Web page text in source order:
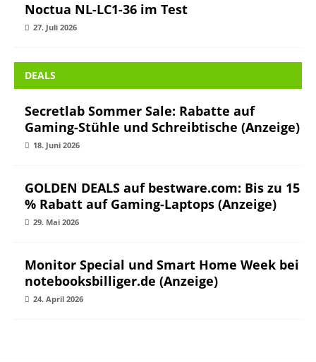
Noctua NL-LC1-36 im Test
27. Juli 2026
DEALS
Secretlab Sommer Sale: Rabatte auf
Gaming-Stühle und Schreibtische (Anzeige)
18. Juni 2026
GOLDEN DEALS auf bestware.com: Bis zu 15
% Rabatt auf Gaming-Laptops (Anzeige)
29. Mai 2026
Monitor Special und Smart Home Week bei
notebooksbilliger.de (Anzeige)
24. April 2026